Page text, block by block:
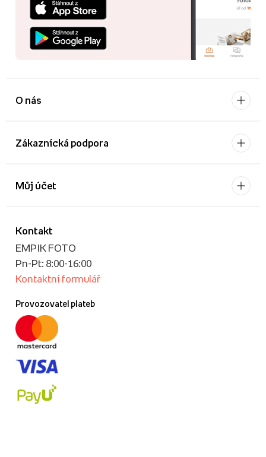
O nás
Zákaznícká podpora
Kontakt
EMPIK FOTO
Pn-Pt: 8:00-16:00
Kontaktní formulář
Provozovatel plateb
Můj účet